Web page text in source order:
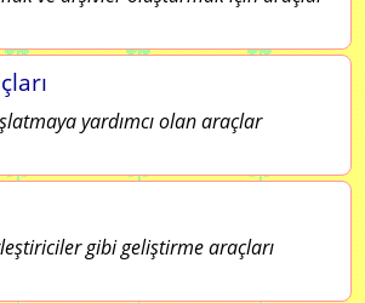
yardımcı olan araçlar
gibi geliştirme araçları